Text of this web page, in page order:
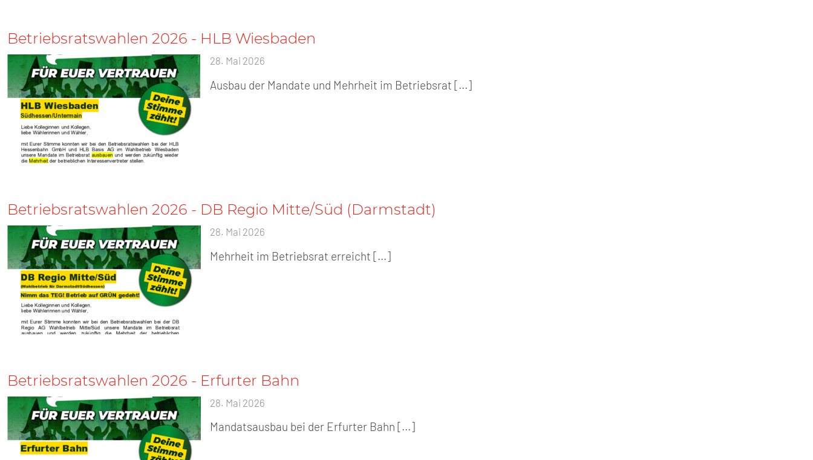
Betriebsratswahlen 2026 - HLB Wiesbaden
28. Mai 2026
Ausbau der Mandate und Mehrheit im Betriebsrat [...]
Betriebsratswahlen 2026 - DB Regio Mitte/Süd (Darmstadt)
28. Mai 2026
Mehrheit im Betriebsrat erreicht [...]
Betriebsratswahlen 2026 - Erfurter Bahn
28. Mai 2026
Mandatsausbau bei der Erfurter Bahn [...]